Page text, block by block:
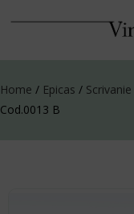
Home / Epicas / Scrivanie
Cod.0013 B